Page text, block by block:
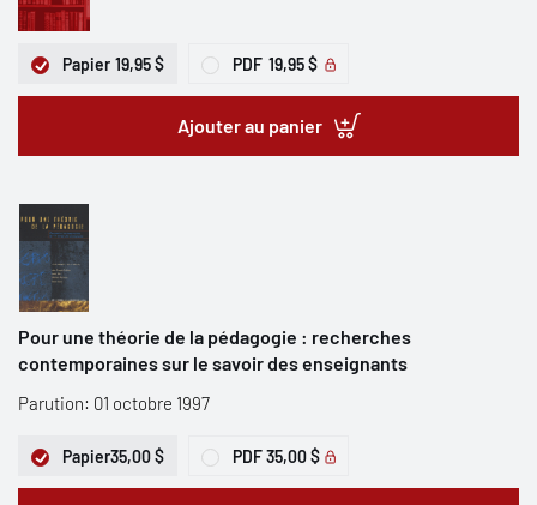
Papier 19,95 $ PDF 19,95 $
Ajouter au panier
Pour une théorie de la pédagogie : recherches
contemporaines sur le savoir des enseignants
Parution: 01 octobre 1997
Papier35,00 $ PDF 35,00 $